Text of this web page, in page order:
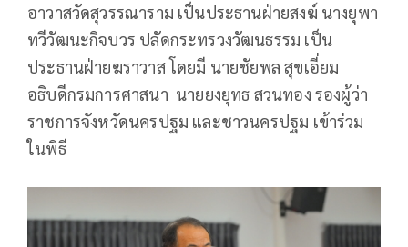
อาวาสวัดสุวรรณาราม เป็นประธานฝ่ายสงฆ์ นางยุพา
ทวีวัฒนะกิจบวร ปลัดกระทรวงวัฒนธรรม เป็น
ประธานฝ่ายฆราวาส โดยมี นายชัยพล สุขเอี่ยม
อธิบดีกรมการศาสนา นายยงยุทธ สวนทอง รองผู้ว่า
ราชการจังหวัดนครปฐม และชาวนครปฐม เข้าร่วม
ในพิธี